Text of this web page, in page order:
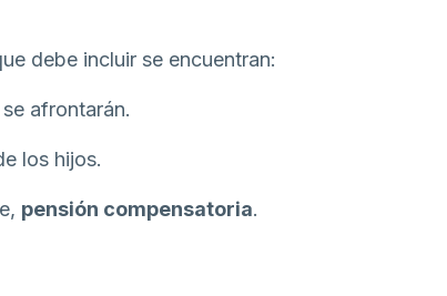
debe incluir se encuentran:
afrontarán.
los hijos.
pensión compensatoria.